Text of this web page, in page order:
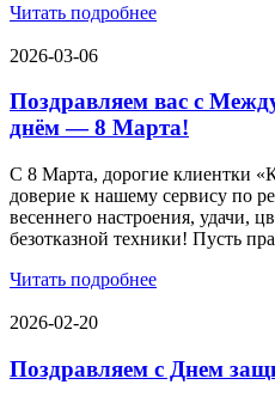
Читать подробнее
2026-03-06
Поздравляем вас с
днём — 8 Марта!
С 8 Марта, дорогие клиентки
доверие к нашему сервису по
весеннего настроения, удачи,
безотказной техники! Пусть
Читать подробнее
2026-02-20
Поздравляем с Днем